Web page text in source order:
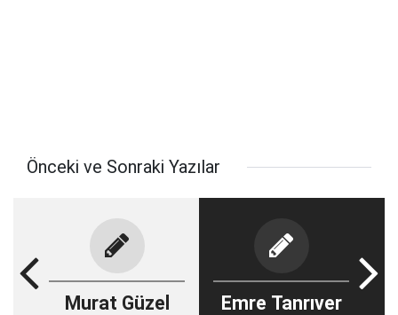
Önceki ve Sonraki Yazılar
Murat Güzel Emre Tanrıver